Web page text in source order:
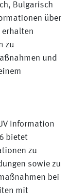
Bulgarisch
über
erhalten
zu
und
Information
bietet
zu
sowie zu
bei
mit